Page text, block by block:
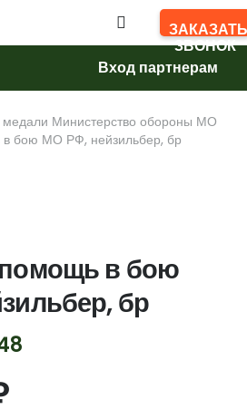
ЗАКАЗАТЬ
ЗВОНОК
Вход партнерам
медали Министерство обороны МО
бою МО РФ, нейзильбер, бр
в бою
бр